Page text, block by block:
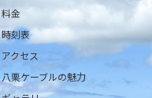
料金
時刻表
アクセス
八栗ケーブルの魅力